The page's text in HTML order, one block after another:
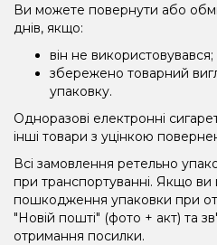
Ви можете повернути або
днів, якщо:
він не використовувався;
збережено товарний
упаковку.
Одноразові електронні
інші товари з уцінкою
Всі замовлення ретельно
при транспортуванні. Якщо ви
пошкодження упаковки при
"Новій пошті" (фото + акт) та
отримання посилки.